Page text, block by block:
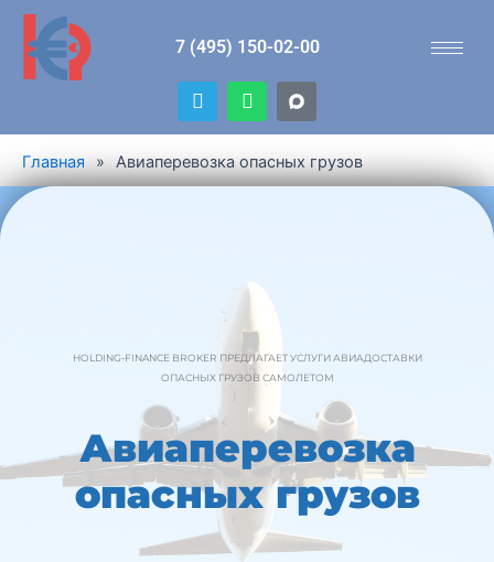
Перейти
содержимому
7 (495) 150-02-00
T
e
l
g
r
W
h
a
s
a
Главная » Авиаперевозка опасных грузов
HOLDING-FINANCE BROKER ПРЕДЛАГАЕТ УСЛУГИ АВИАДОСТАВКИ
ОПАСНЫХ ГРУЗОВ САМОЛЕТОМ
Авиаперевозка
опасных грузов